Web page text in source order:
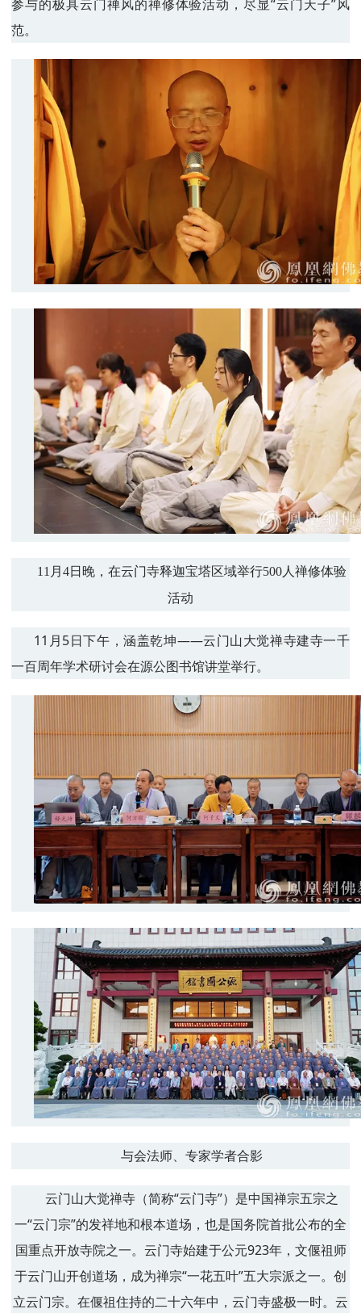
参与的极具云门禅风的禅修体验活动，尽显“云门天子”风
范。
11月4日晚，在云门寺释迦宝塔区域举行500人禅修体验
活动
11月5日下午，涵盖乾坤——云门山大觉禅寺建寺一千
一百周年学术研讨会在源公图书馆讲堂举行。
与会法师、专家学者合影
云门山大觉禅寺（简称“云门寺”）是中国禅宗五宗之
一“云门宗”的发祥地和根本道场，也是国务院首批公布的全
国重点开放寺院之一。云门寺始建于公元923年，文偃祖师
于云门山开创道场，成为禅宗“一花五叶”五大宗派之一。创
立云门宗。在偃祖住持的二十六年中，云门寺盛极一时。云